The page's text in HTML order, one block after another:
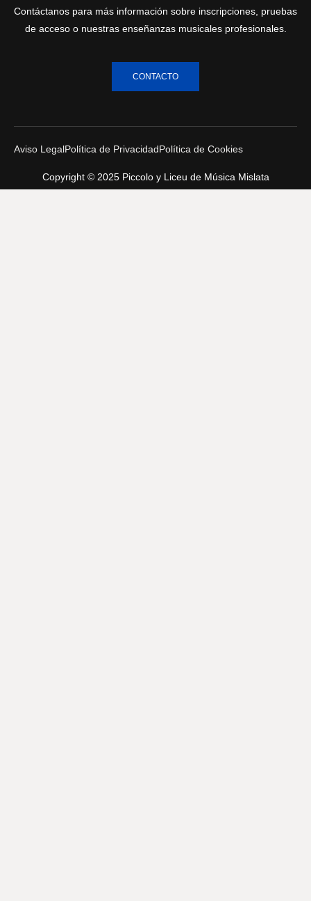
Contáctanos para más información sobre inscripciones, pruebas
de acceso o nuestras enseñanzas musicales profesionales.
CONTACTO
Copyright © 2025 Piccolo y Liceu de Música Mislata
Aviso LegalPolítica de PrivacidadPolítica de Cookies